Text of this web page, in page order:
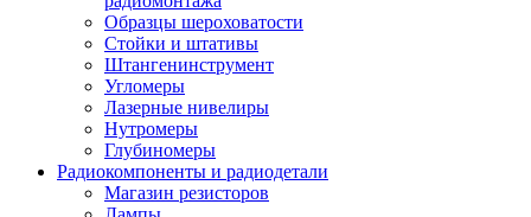
Образцы шероховатости
Стойки и штативы
Штангенинструмент
Угломеры
Лазерные нивелиры
Нутромеры
Глубиномеры
Радиокомпоненты и радиодетали
Магазин резисторов